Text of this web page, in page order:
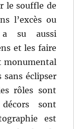
le souffle de
l’excès ou
a su aussi
et les faire
monumental
sans éclipser
rôles sont
sont
est